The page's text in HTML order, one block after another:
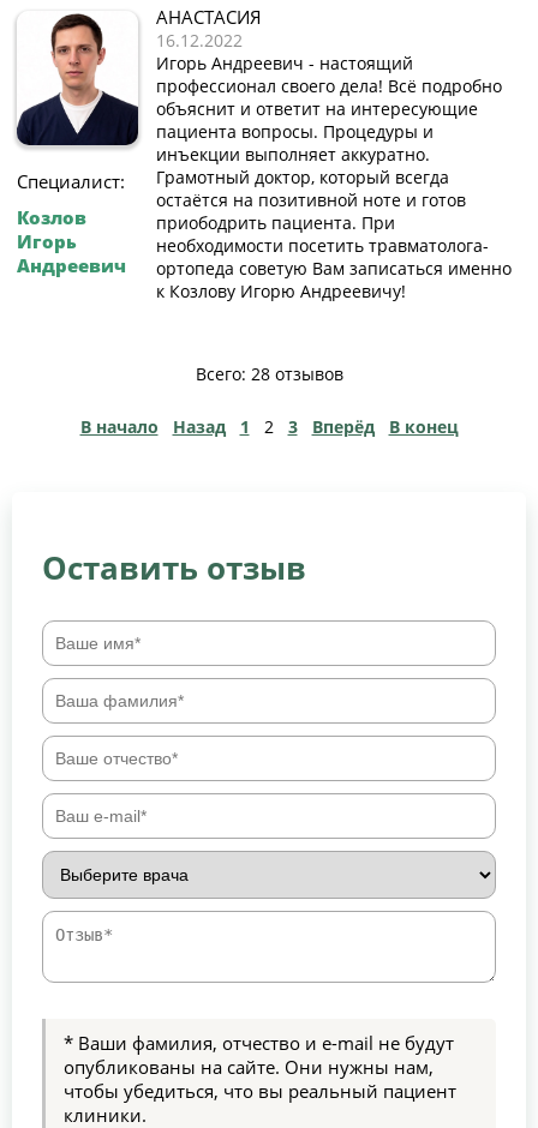
Специалист:
Козлов
Игорь
Андреевич
АНАСТАСИЯ
16.12.2022
Игорь Андреевич - настоящий
профессионал своего дела! Всё подробно
объяснит и ответит на интересующие
пациента вопросы. Процедуры и
инъекции выполняет аккуратно.
Грамотный доктор, который всегда
остаётся на позитивной ноте и готов
приободрить пациента. При
необходимости посетить травматолога-
ортопеда советую Вам записаться именно
к Козлову Игорю Андреевичу!
Всего: 28 отзывов
В начало Назад 1 2 3 Вперёд В конец
Оставить отзыв
* Ваши фамилия, отчество и e-mail не будут
опубликованы на сайте. Они нужны нам,
чтобы убедиться, что вы реальный пациент
клиники.